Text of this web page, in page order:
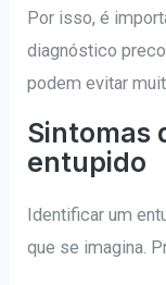
Por isso, é
diagnóstico
podem evitar
Sintomas
entupido
Identificar um
que se imagina.